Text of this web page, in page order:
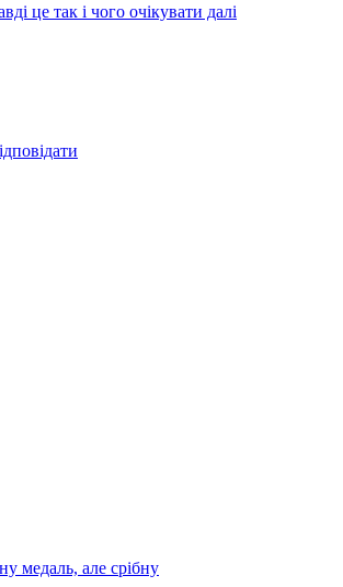
це так і чого очікувати далі
медаль, але срібну